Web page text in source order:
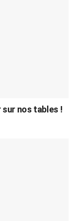
nos tables !